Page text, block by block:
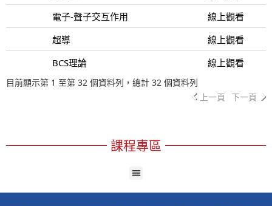
電子-聲子交互作用
線上觀看
超導
線上觀看
BCS理論
線上觀看
目前顯示第 1 至第 32 個資料列，總計 32 個資料列
上一頁 下一頁
課程專區